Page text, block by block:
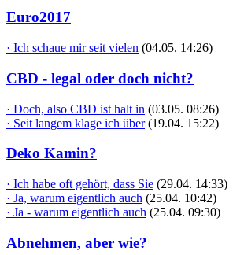
Euro2017
· Ich schaue mir seit vielen (04.05. 14:26)
CBD - legal oder doch nicht?
· Doch, also CBD ist halt in (03.05. 08:26)
· Seit langem klage ich über (19.04. 15:22)
Deko Kamin?
· Ich habe oft gehört, dass Sie (29.04. 14:33)
· Ja, warum eigentlich auch (25.04. 10:42)
· Ja - warum eigentlich auch (25.04. 09:30)
Abnehmen, aber wie?